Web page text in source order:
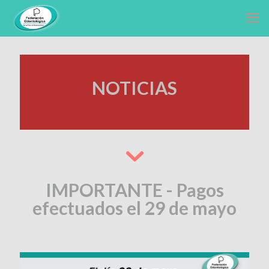
NOTICIAS
IMPORTANTE - Pagos
efectuados el 29 de mayo